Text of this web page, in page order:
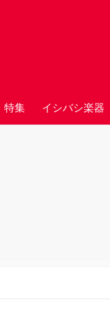
特集 イシバシ楽器